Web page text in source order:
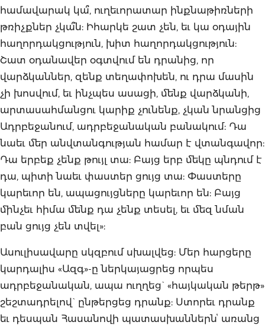
համավարակ կա՞, ուղեւորատար ինքնաթիռների
թռիչքներ չկա՞ն: Իհարկե շատ չեն, եւ կա օդային
հաղորդակցություն, խիտ հաղորդակցություն:
Շատ օդանավեր օգտվում են դրանից, որ
վարձկաններ, զենք տեղափոխեն, ու դրա մասին
չի խոսվում, եւ ինչպես ասացի, մենք վարձկանի,
արտասահմանցու կարիք չունենք, չկան նրանցից
Ադրբեջանում, ադրբեջանական բանակում: Դա
նաեւ մեր անվտանգության համար է վտանգավոր:
Դա երբեք չենք թույլ տա: Բայց երբ մեկը պնդում է
դա, պիտի նաեւ փաստեր ցույց տա: Փաստերը
կարեւոր են, ապացույցները կարեւոր են: Բայց
մինչեւ հիմա մենք դա չենք տեսել, եւ մեզ նման
բան ցույց չեն տվել»:
Ասուլիսավարը սկզբում սխալվեց: Մեր հարցերը
կարդալիս «Ազգ»-ը ներկայացրեց որպես
ադրբեջանական, ապա ուղղեց` «հայկական թերթ»
շեշտադրելով` ընթերցեց դրանք: Ստորեւ դրանք
եւ դեսպան Հասանովի պատասխաններնՙ առանց